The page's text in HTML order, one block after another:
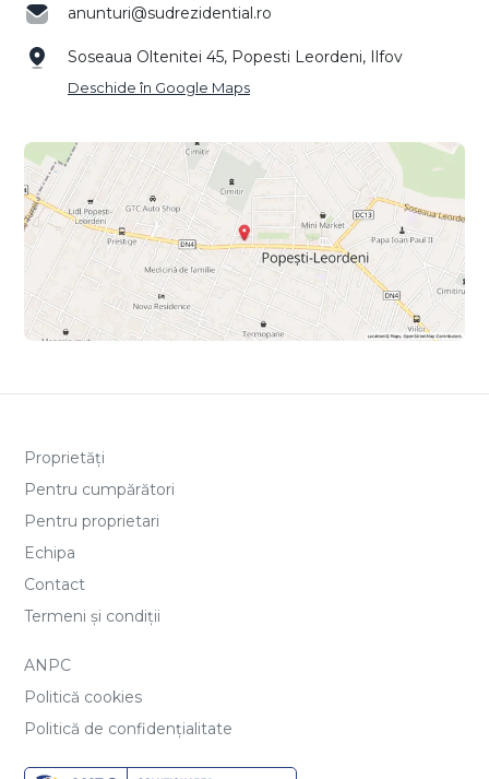
anunturi@sudrezidential.ro
Soseaua Oltenitei 45, Popesti Leordeni, Ilfov
Deschide în Google Maps
Proprietăți
Pentru cumpărători
Pentru proprietari
Echipa
Contact
Termeni și condiții
ANPC
Politică cookies
Politică de confidențialitate